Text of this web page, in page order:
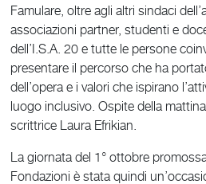
Famulare, oltre agli altri sindaci
associazioni partner, studenti e
dell’I.S.A. 20 e tutte le persone
presentare il percorso che ha
dell’opera e i valori che ispirano
luogo inclusivo. Ospite della
scrittrice Laura Efrikian.
La giornata del 1° ottobre
Fondazioni è stata quindi